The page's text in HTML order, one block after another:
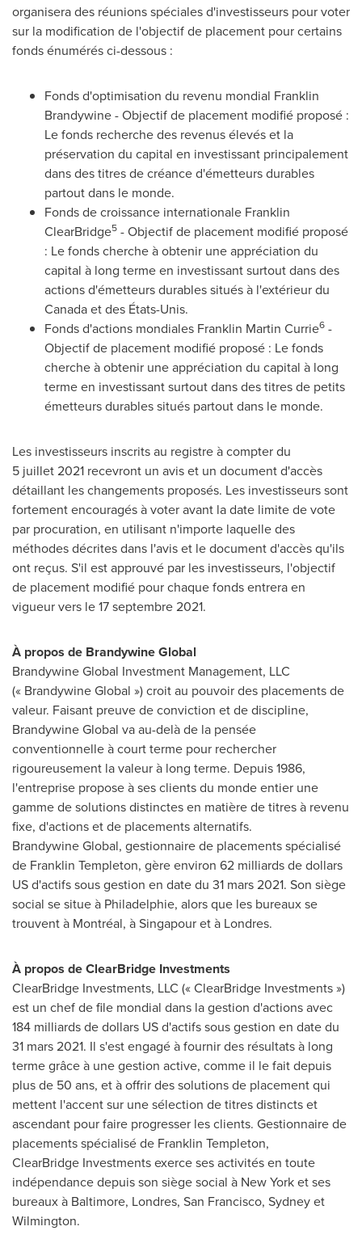
organisera des réunions spéciales d'investisseurs pour voter
sur la modification de l'objectif de placement pour certains
fonds énumérés ci-dessous :
Fonds d'optimisation du revenu mondial Franklin
Brandywine - Objectif de placement modifié proposé :
Le fonds recherche des revenus élevés et la
préservation du capital en investissant principalement
dans des titres de créance d'émetteurs durables
partout dans le monde.
Fonds de croissance internationale Franklin
ClearBridge5 - Objectif de placement modifié proposé
: Le fonds cherche à obtenir une appréciation du
capital à long terme en investissant surtout dans des
actions d'émetteurs durables situés à l'extérieur du
Canadaet des États-Unis.
Fonds d'actions mondiales Franklin Martin Currie6 -
Objectif de placement modifié proposé : Le fonds
cherche à obtenir une appréciation du capital à long
terme en investissant surtout dans des titres de petits
émetteurs durables situés partout dans le monde.
Les investisseurs inscrits au registre à compter du
5 juillet 2021 recevront un avis et un document d'accès
détaillant les changements proposés. Les investisseurs sont
fortement encouragés à voter avant la date limite de vote
par procuration, en utilisant n'importe laquelle des
méthodes décrites dans l'avis et le document d'accès qu'ils
ont reçus. S'il est approuvé par les investisseurs, l'objectif
de placement modifié pour chaque fonds entrera en
vigueur vers le 17 septembre 2021.
À propos de Brandywine Global
Brandywine Global Investment Management, LLC
(« Brandywine Global ») croit au pouvoir des placements de
valeur. Faisant preuve de conviction et de discipline,
Brandywine Global va au-delà de la pensée
conventionnelle à court terme pour rechercher
rigoureusement la valeur à long terme. Depuis 1986,
l'entreprise propose à ses clients du monde entier une
gamme de solutions distinctes en matière de titres à revenu
fixe, d'actions et de placements alternatifs.
Brandywine Global, gestionnaire de placements spécialisé
de Franklin Templeton, gère environ 62 milliards de dollars
US d'actifs sous gestion en date du 31 mars 2021. Son siège
social se situe à Philadelphie, alors que les bureaux se
trouvent à Montréal, à Singapour et à Londres.
À propos de ClearBridge Investments
ClearBridge Investments, LLC (« ClearBridge Investments »)
est un chef de file mondial dans la gestion d'actions avec
184 milliards de dollars US d'actifs sous gestion en date du
31 mars 2021. Il s'est engagé à fournir des résultats à long
terme grâce à une gestion active, comme il le fait depuis
plus de 50 ans, et à offrir des solutions de placement qui
mettent l'accent sur une sélection de titres distincts et
ascendant pour faire progresser les clients. Gestionnaire de
placements spécialisé de Franklin Templeton,
ClearBridge Investments exerce ses activités en toute
indépendance depuis son siège social à New York et ses
bureaux à Baltimore, Londres, San Francisco, Sydneyet
Wilmington.